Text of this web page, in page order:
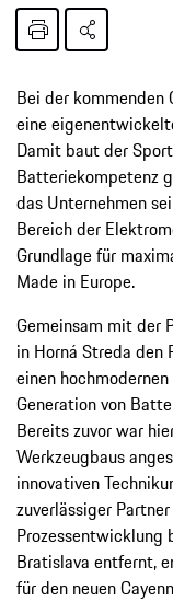
Bei der kommenden
eine
Damit baut der
Batteriekompetenz
das Unternehmen
Bereich der
Grundlage für
Made in Europe.
Gemeinsam mit der
in Horná Streda den
einen
Generation von
Bereits zuvor war
Werkzeugbaus
innovativen
zuverlässiger
Prozessentwicklung
Bratislava entfernt,
für den neuen